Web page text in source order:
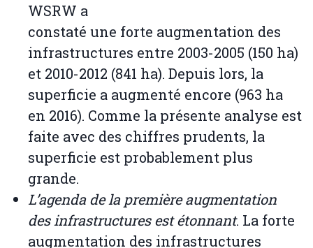
WSRW a
constaté une forte augmentation des
infrastructures entre 2003-2005 (150 ha)
et 2010-2012 (841 ha). Depuis lors, la
superficie a augmenté encore (963 ha
en 2016). Comme la présente analyse est
faite avec des chiffres prudents, la
superficie est probablement plus
grande.
L’agenda de la première augmentation
des infrastructures est étonnant. La forte
augmentation des infrastructures